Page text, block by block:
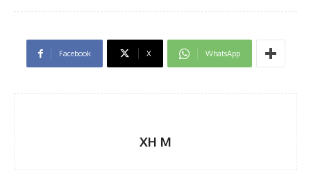
Facebook X WhatsApp
XH M